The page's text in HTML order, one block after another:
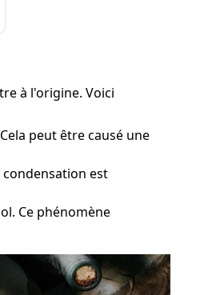
à l'origine. Voici
peut être causé une
est
Ce phénomène